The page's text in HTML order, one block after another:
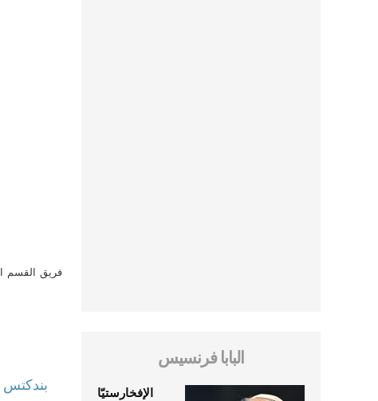
فريق القسم
البابا فرنسيس
الإفخارستيّا